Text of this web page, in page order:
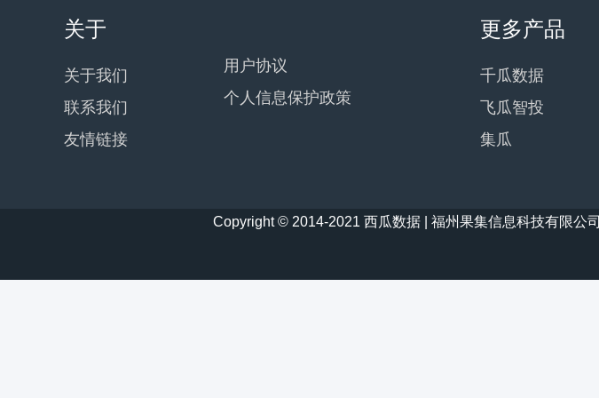
关于
关于我们
联系我们
友情链接
用户协议
个人信息保护政策
更多产品
千瓜数据
飞瓜智投
集瓜
Copyright © 2014-2021 西瓜数据 | 福州果集信息科技有限公司